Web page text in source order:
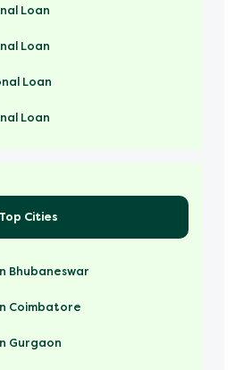
Loan
Loan
Loan
Loan
Cities
Bhubaneswar
Coimbatore
Gurgaon